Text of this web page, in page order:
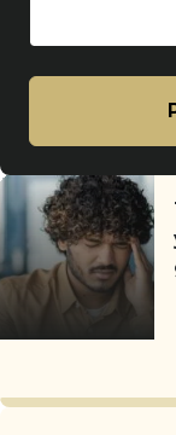
Artículos